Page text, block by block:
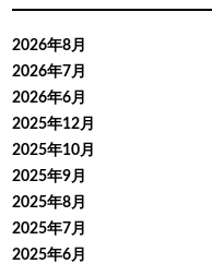
2026年8月
2026年7月
2026年6月
2025年12月
2025年10月
2025年9月
2025年8月
2025年7月
2025年6月